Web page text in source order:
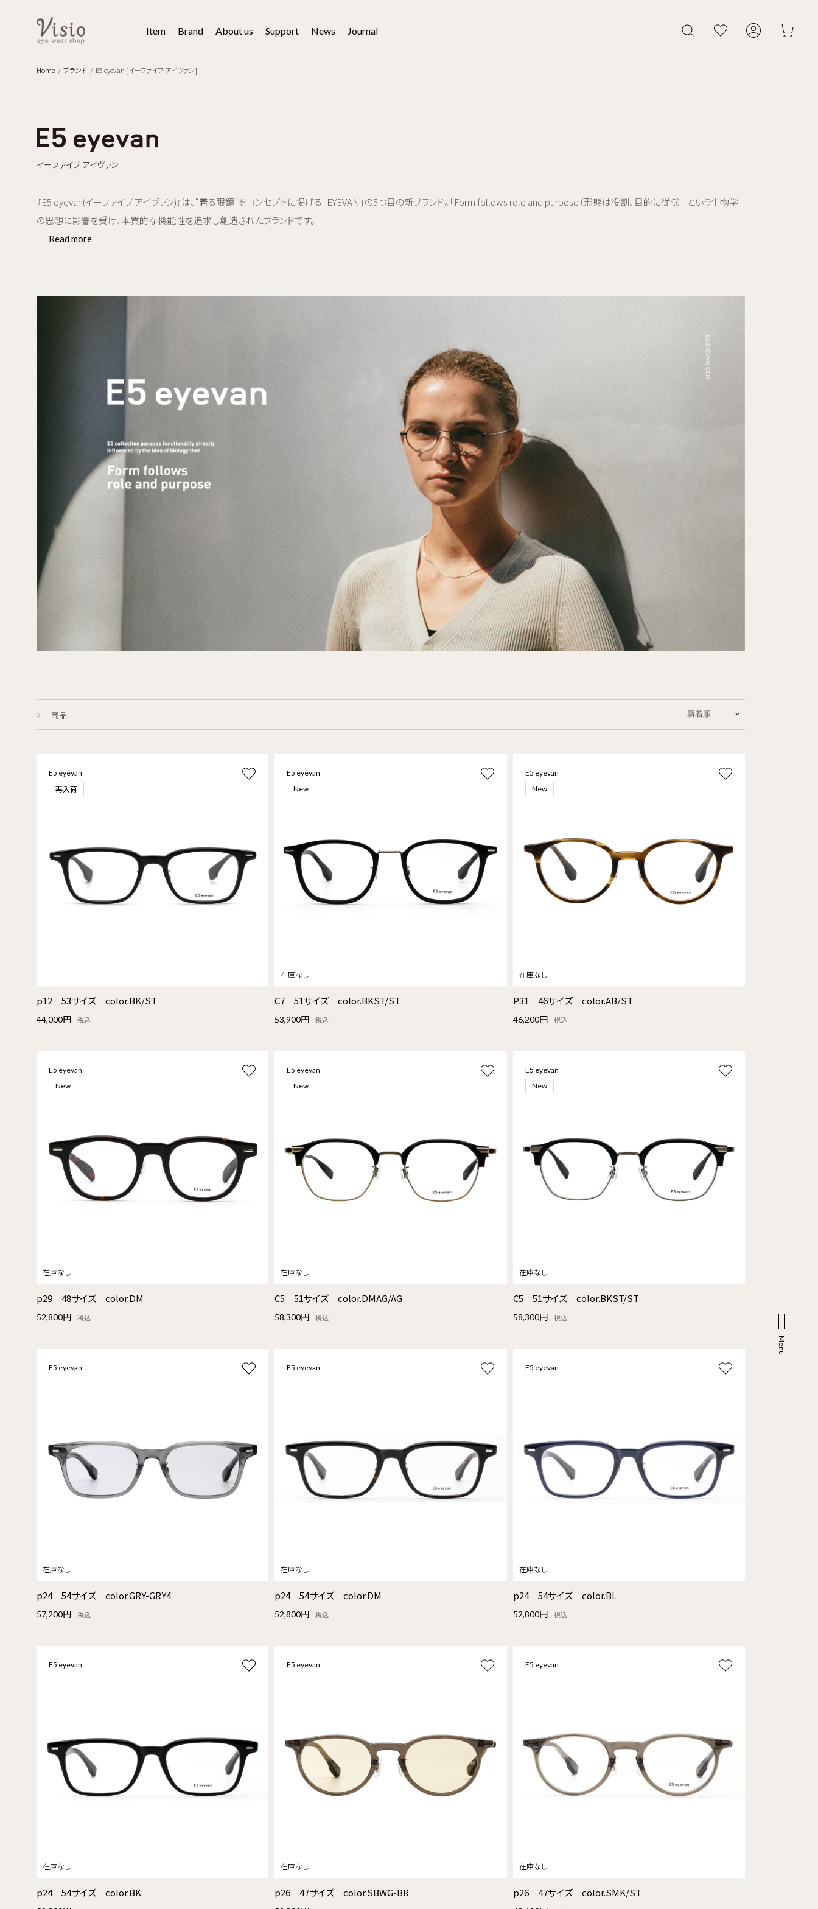
Item Brand About us Support News Journal
Home ブランド E5 eyevan [イーファイブ アイヴァン]
イーファイブ アイヴァン
『E5 eyevan(イーファイブ アイヴァン)』は、“着る眼鏡”をコンセプトに掲げる「EYEVAN」の5つ目の新ブランド。「Form follows role and purpose（形態は役割、目的に従う）」という生物学
の思想に影響を受け、本質的な機能性を追求し創造されたブランドです。
Read more
211 商品
E5 eyevan
再入荷
p12 53サイズ color.BK/ST
44,000円 税込
E5 eyevan
New
C7 51サイズ color.BKST/ST
53,900円 税込
E5 eyevan
New
P31 46サイズ color.AB/ST
46,200円 税込
E5 eyevan
New
p29 48サイズ color.DM
52,800円 税込
E5 eyevan
New
C5 51サイズ color.DMAG/AG
58,300円 税込
E5 eyevan
New
C5 51サイズ color.BKST/ST
58,300円 税込
E5 eyevan
p24 54サイズ color.GRY-GRY4
57,200円 税込
E5 eyevan
p24 54サイズ color.DM
52,800円 税込
E5 eyevan
p24 54サイズ color.BL
52,800円 税込
E5 eyevan
p24 54サイズ color.BK
E5 eyevan
p26 47サイズ color.SBWG-BR
E5 eyevan
p26 47サイズ color.SMK/ST